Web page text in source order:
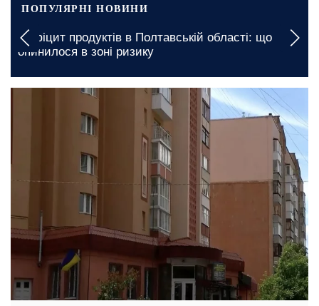
ПОПУЛЯРНІ НОВИНИ
в Полтавській області: що
в зоні ризику
Вимкнення
графіки
17 лютого, 11:00